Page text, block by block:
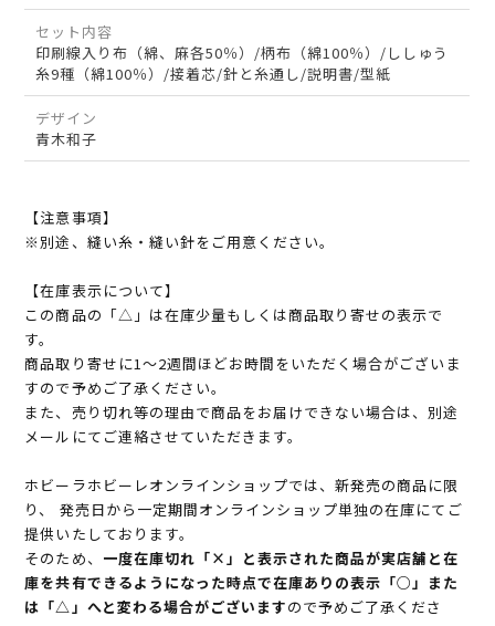
セット内容
印刷線入り布（綿、麻各50％）/柄布（綿100％）/ししゅう
糸9種（綿100％）/接着芯/針と糸通し/説明書/型紙
デザイン
青木和子
【注意事項】
※別途、縫い糸・縫い針をご用意ください。
【在庫表示について】
この商品の「△」は在庫少量もしくは商品取り寄せの表示で
す。
商品取り寄せに1～2週間ほどお時間をいただく場合がございま
すので予めご了承ください。
また、売り切れ等の理由で商品をお届けできない場合は、別途
メールにてご連絡させていただきます。
ホビーラホビーレオンラインショップでは、新発売の商品に限
り、 発売日から一定期間オンラインショップ単独の在庫にてご
提供いたしております。
そのため、 一度在庫切れ「×」と表示された商品が実店舗と在
庫を共有できるようになった時点で在庫ありの表示「○」また
は「△」へと変わる場合がございますので予めご了承くださ